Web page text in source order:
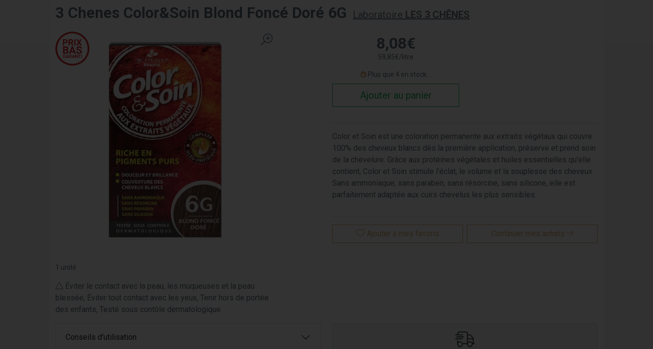
3 Chenes Color&Soin Blond Foncé Doré 6G Laboratoire LES 3 CHÊNES
1 unité
Éviter le contact avec la peau, les muqueuses et la peau
blessée, Éviter tout contact avec les yeux, Tenir hors de portée
des enfants, Testé sous contôle dermatologique
8,08€
59,85€/ litre
Plus que 4 en stock...
Ajouter au panier
Color et Soin est une coloration permanente aux extraits végétaux qui couvre
100% des cheveux blancs dès la première application, préserve et prend soin
de la chevelure. Grâce aux protéines végétales et huiles essentielles qu'elle
contient, Color et Soin stimule l'éclat, le volume et la souplesse des cheveux.
Sans ammoniaque, sans paraben, sans résorcine, sans silicone, elle est
parfaitement adaptée aux cuirs chevelus les plus sensibles.
Ajouter à mes favoris Continuer mes achats
Conseils d'utilisation